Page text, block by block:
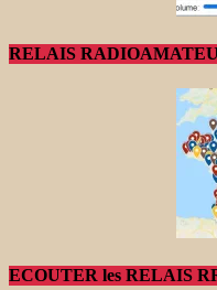
RELAIS
ECOUTER les RELAIS